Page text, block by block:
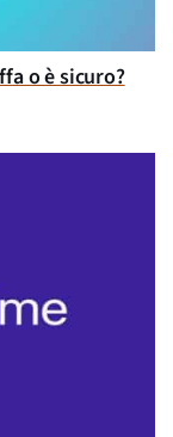
o è sicuro?